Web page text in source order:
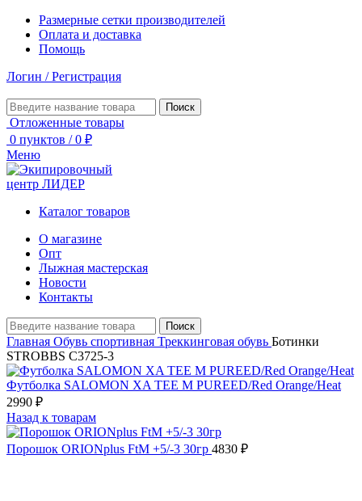
Размерные сетки производителей
Оплата и доставка
Помощь
Логин / Регистрация
Поиск
Отложенные товары
0 пунктов / 0 ₽
Меню
Каталог товаров
О магазине
Опт
Лыжная мастерская
Новости
Контакты
Поиск
Главная Обувь спортивная Треккинговая обувь Ботинки
STROBBS C3725-3
Футболка SALOMON XA TEE M PUREED/Red Orange/Heat
2990 ₽
Назад к товарам
Порошок ORIONplus FtM +5/-3 30гр 4830 ₽